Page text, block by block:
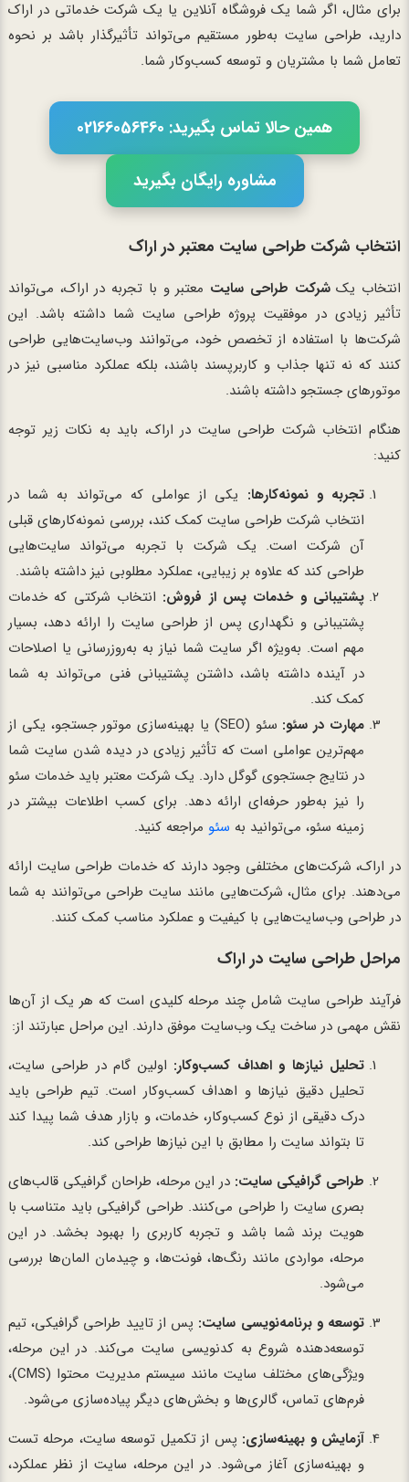
برای مثال، اگر شما یک فروشگاه آنلاین یا یک شرکت خدماتی در اراک
دارید، طراحی سایت به‌طور مستقیم می‌تواند تأثیرگذار باشد بر نحوه
تعامل شما با مشتریان و توسعه کسب‌وکار شما.
همین حالا تماس بگیرید: 02166056460
مشاوره رایگان بگیرید
انتخاب شرکت طراحی سایت معتبر در اراک
انتخاب یکشرکت طراحی سایت معتبر و با تجربه در اراک، می‌تواند
تأثیر زیادی در موفقیت پروژه طراحی سایت شما داشته باشد. این
شرکت‌ها با استفاده از تخصص خود، می‌توانند وب‌سایت‌هایی طراحی
کنند که نه تنها جذاب و کاربرپسند باشند، بلکه عملکرد مناسبی نیز در
موتورهای جستجو داشته باشند.
هنگام انتخاب شرکت طراحی سایت در اراک، باید به نکات زیر توجه
کنید:
تجربه و نمونه‌کارها: یکی از عواملی که می‌تواند به شما در
انتخاب شرکت طراحی سایت کمک کند، بررسی نمونه‌کارهای قبلی
آن شرکت است. یک شرکت با تجربه می‌تواند سایت‌هایی
طراحی کند که علاوه بر زیبایی، عملکرد مطلوبی نیز داشته باشند.
پشتیبانی و خدمات پس از فروش: انتخاب شرکتی که خدمات
پشتیبانی و نگهداری پس از طراحی سایت را ارائه دهد، بسیار
مهم است. به‌ویژه اگر سایت شما نیاز به به‌روزرسانی یا اصلاحات
در آینده داشته باشد، داشتن پشتیبانی فنی می‌تواند به شما
کمک کند.
مهارت در سئو:
سئو (SEO) یا بهینه‌سازی موتور جستجو، یکی از
مهم‌ترین عواملی است که تأثیر زیادی در دیده شدن سایت شما
در نتایج جستجوی گوگل دارد. یک شرکت معتبر باید خدمات سئو
را نیز به‌طور حرفه‌ای ارائه دهد. برای کسب اطلاعات بیشتر در
زمینه سئو، می‌توانید به سئو مراجعه کنید.
در اراک، شرکت‌های مختلفی وجود دارند که خدمات طراحی سایت ارائه
می‌دهند. برای مثال، شرکت‌هایی مانند سایتطراحی می‌توانند به شما
در طراحی وب‌سایت‌هایی با کیفیت و عملکرد مناسب کمک کنند.
مراحل طراحی سایت در اراک
فرآیند طراحی سایت شامل چند مرحله کلیدی است که هر یک از آن‌ها
نقش مهمی در ساخت یک وب‌سایت موفق دارند. این مراحل عبارتند از:
تحلیل نیازها و اهداف کسب‌وکار: اولین گام در طراحی سایت،
تحلیل دقیق نیازها و اهداف کسب‌وکار است. تیم طراحی باید
درک دقیقی از نوع کسب‌وکار، خدمات، و بازار هدف شما پیدا کند
تا بتواند سایت را مطابق با این نیازها طراحی کند.
طراحی گرافیکی سایت: در این مرحله، طراحان گرافیکی قالب‌های
بصری سایت را طراحی می‌کنند. طراحی گرافیکی باید متناسب با
هویت برند شما باشد و تجربه کاربری را بهبود بخشد. در این
مرحله، مواردی مانند رنگ‌ها، فونت‌ها، و چیدمان المان‌ها بررسی
می‌شود.
توسعه و برنامه‌نویسی سایت: پس از تایید طراحی گرافیکی، تیم
توسعه‌دهنده شروع به کدنویسی سایت می‌کند. در این مرحله،
ویژگی‌های مختلف سایت مانند سیستم مدیریت محتوا (CMS)،
فرم‌های تماس، گالری‌ها و بخش‌های دیگر پیاده‌سازی می‌شود.
آزمایش و بهینه‌سازی: پس از تکمیل توسعه سایت، مرحله تست
و بهینه‌سازی آغاز می‌شود. در این مرحله، سایت از نظر عملکرد،